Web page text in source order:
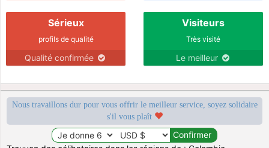
Sérieux
profils de qualité
Qualité confirmée
Visiteurs
Très visité
Le meilleur
Nous travaillons dur pour vous offrir le meilleur service, soyez solidaire
s'il vous plaît